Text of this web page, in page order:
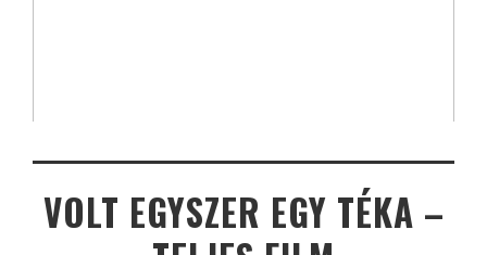
VOLT EGYSZER EGY TÉKA –